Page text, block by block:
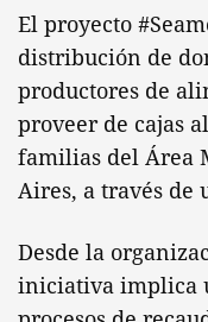
El proyecto
distribución de
productores de
proveer de cajas
familias del Área
Aires, a través de
Desde la
iniciativa implica